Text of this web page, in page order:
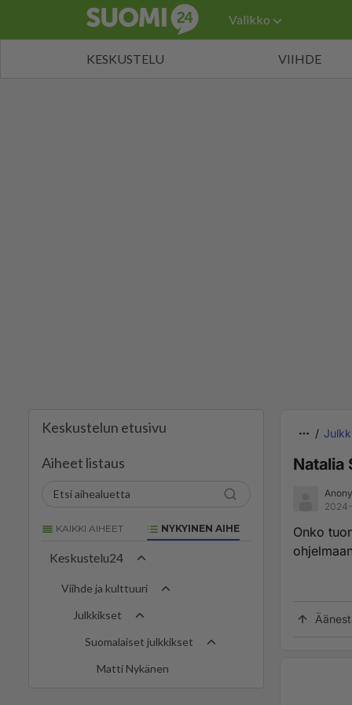
Valikko
KESKUSTELU VIIHDE
Keskustelun etusivu
Aiheet listaus
KAIKKI AIHEET NYKYINEN AIHE
Keskustelu24
Viihde ja kulttuuri
Julkkikset
Suomalaiset julkkikset
Matti Nykänen
Natalia
Onko